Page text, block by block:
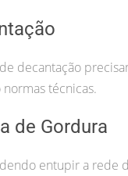
decantação
técnicas.
de Gordura
entupir a rede